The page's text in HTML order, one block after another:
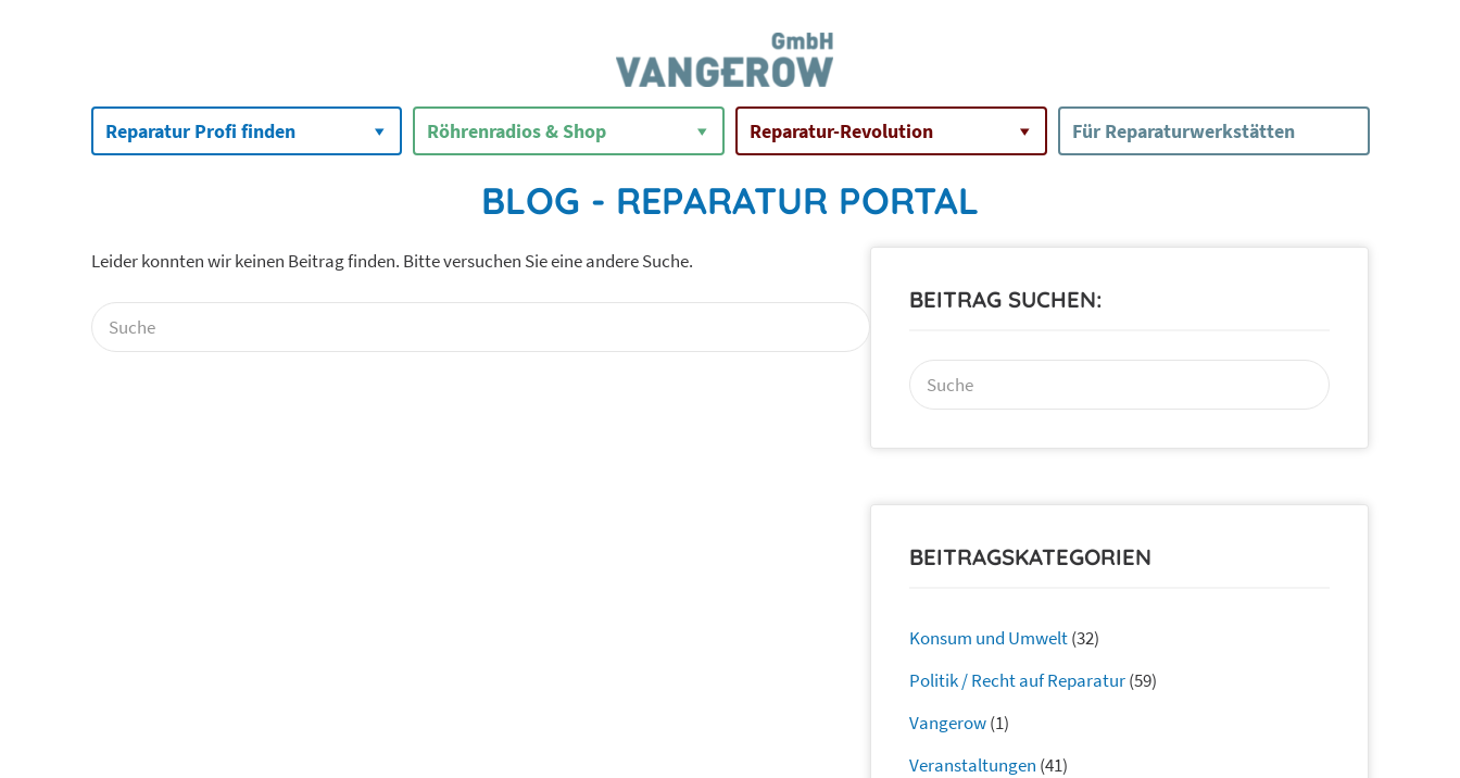
Reparatur Profi finden Röhrenradios & Shop Reparatur-Revolution Für Reparaturwerkstätten
BLOG - REPARATUR PORTAL
Leider konnten wir keinen Beitrag finden. Bitte versuchen Sie eine andere Suche.
Suchen
nach:
BEITRAG SUCHEN:
Suchen
nach:
BEITRAGSKATEGORIEN
Konsum und Umwelt(32)
Politik / Recht auf Reparatur(59)
Vangerow(1)
Veranstaltungen (41)